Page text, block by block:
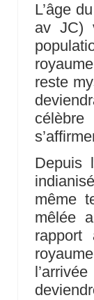
L’âge
av JC)
reste
célèbre
Depuis
même
mêlée
rapport